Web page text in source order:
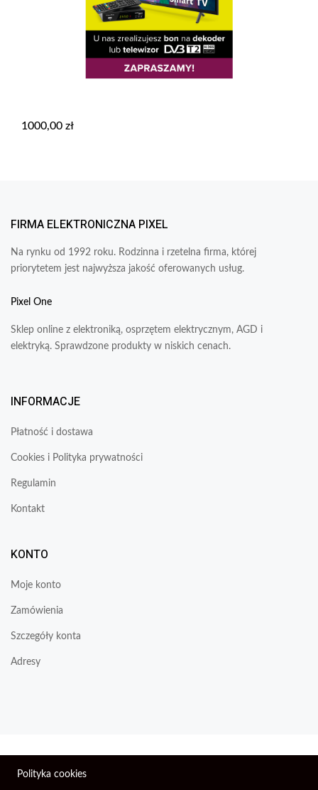
1000,00 zł
FIRMA ELEKTRONICZNA PIXEL
Na rynku od 1992 roku. Rodzinna i rzetelna firma, której
priorytetem jest najwyższa jakość oferowanych usług.
Pixel One
Sklep online z elektroniką, osprzętem elektrycznym, AGD i
elektryką. Sprawdzone produkty w niskich cenach.
INFORMACJE
Płatność i dostawa
Cookies i Polityka prywatności
Regulamin
Kontakt
KONTO
Moje konto
Zamówienia
Szczegóły konta
Adresy
Wszelkie prawa zastrzeżone © 2026 | Firma Elektroniczna
Polityka cookies